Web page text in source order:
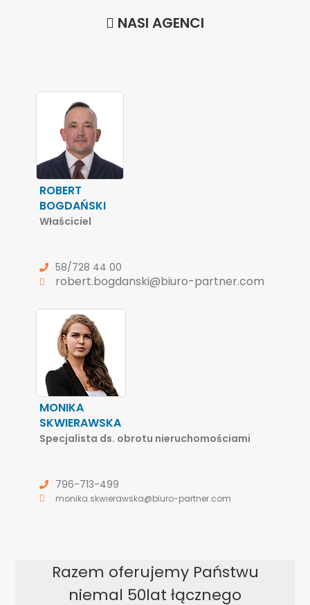
NASI AGENCI
ROBERT
BOGDAŃSKI
Właściciel
58/728 44 00
robert.bogdanski@biuro-partner.com
MONIKA
SKWIERAWSKA
Specjalista ds. obrotu nieruchomościami
796-713-499
monika.skwierawska@biuro-partner.com
Razem oferujemy Państwu
niemal 50lat łącznego